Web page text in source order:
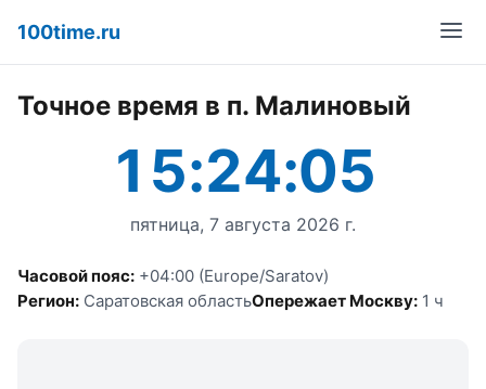
100time.ru
Точное время в п. Малиновый
15:24:05
пятница, 7 августа 2026 г.
Часовой пояс: +04:00 (Europe/Saratov)
Регион: Саратовская областьОпережает Москву: 1 ч